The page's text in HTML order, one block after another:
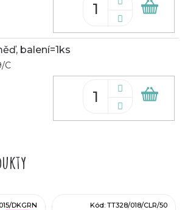
balení=1ks
C
DKGRN Kód: TT328/018/CLR/50